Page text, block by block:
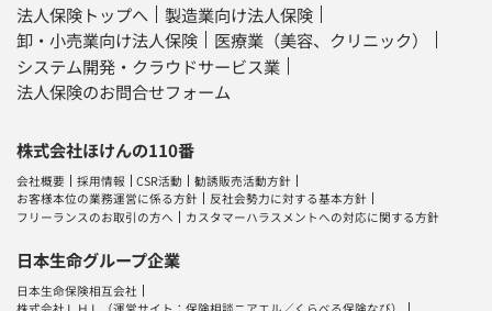
法人保険トップへ
製造業向け法人保険
卸・小売業向け法人保険
医療業（美容、クリニック）
システム開発・クラウドサービス業
法人保険のお問合せフォーム
株式会社ほけんの110番
会社概要 採用情報 CSR活動
勧誘販売活動方針
お客様本位の業務運営に係る方針
反社会勢力に対する基本方針
フリーランスのお取引の方へ
カスタマーハラスメントへの対応に関する方針
日本生命グループ企業
日本生命保険相互会社